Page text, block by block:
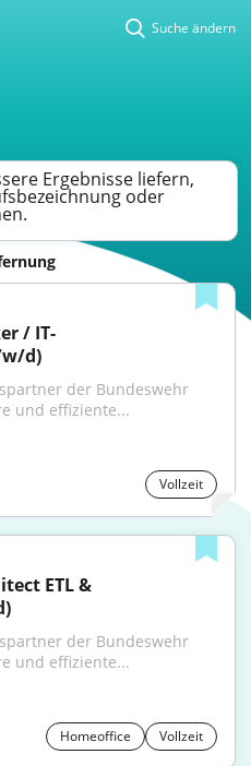
Suche ändern
Ergebnisse liefern,
oder
/ IT-
d)
der Bundeswehr
und effiziente...
Vollzeit
ETL &
der Bundeswehr
und effiziente...
Homeoffice Vollzeit